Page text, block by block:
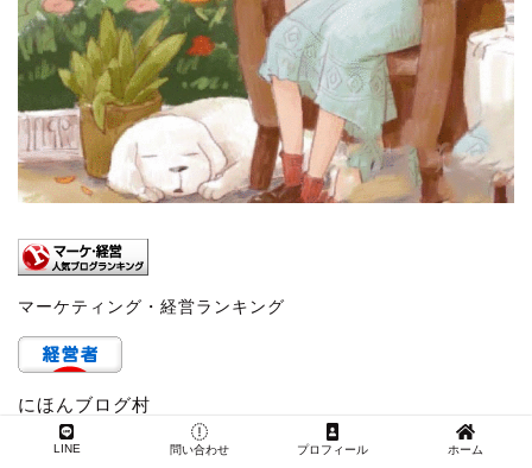
マーケティング・経営ランキング
にほんブログ村
LINE 問い合わせ プロフィール ホーム